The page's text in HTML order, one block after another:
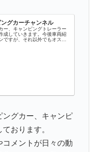
グカーチャンネル
ー、キャンピングトレーラー
成していきます。今後車両紹
ですが、それ以外でもオスス
ングカー、キャンピ
おります。
メントが日々の動